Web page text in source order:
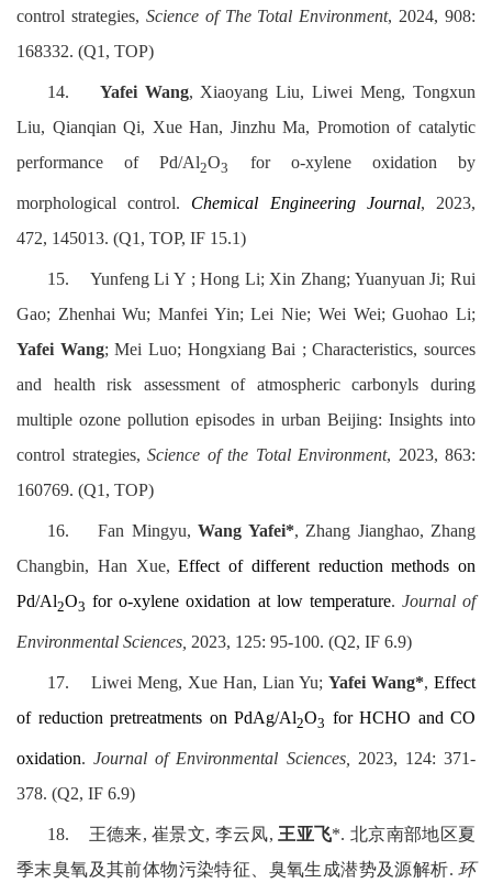
control strategies, Science of The Total Environment, 2024, 908:
168332. (Q1, TOP)
14. Yafei Wang, Xiaoyang Liu, Liwei Meng, Tongxun
Liu, Qianqian Qi, Xue Han, Jinzhu Ma, Promotion of catalytic
performance of Pd/Al2O3 for o-xylene oxidation by
morphological control. Chemical Engineering Journal, 2023,
472, 145013. (Q1, TOP, IF 15.1)
15.
Yunfeng Li Y ; Hong Li; Xin Zhang; Yuanyuan Ji; Rui
Gao; Zhenhai Wu; Manfei Yin; Lei Nie; Wei Wei; Guohao Li;
Yafei Wang; Mei Luo; Hongxiang Bai ; Characteristics, sources
and health risk assessment of atmospheric carbonyls during
multiple ozone pollution episodes in urban Beijing: Insights into
control strategies, Science of the Total Environment, 2023, 863:
160769. (Q1, TOP)
16. Fan Mingyu, Wang Yafei*, Zhang Jianghao, Zhang
Changbin, Han Xue,Effect of different reduction methods on
Pd/Al2O3 for o-xylene oxidation at low temperature. Journal of
Environmental Sciences, 2023, 125: 95-100. (Q2, IF 6.9)
17. Liwei Meng, Xue Han, Lian Yu; Yafei Wang*, Effect
of reduction pretreatments on PdAg/Al2O3 for HCHO and CO
oxidation.Journal of Environmental Sciences, 2023, 124: 371-
378. (Q2, IF 6.9)
18. 王德来,崔景文, 李云凤, 王亚飞*. 北京南部地区夏
季末臭氧及其前体物污染特征、臭氧生成潜势及源解析.环